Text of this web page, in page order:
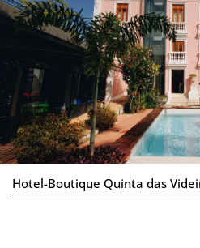
Hotel-Boutique Quinta das